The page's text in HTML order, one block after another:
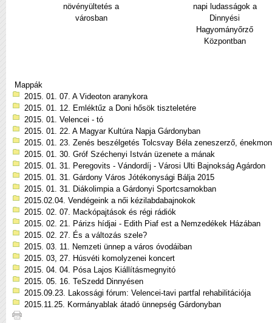
növényültetés a
városban
napi ludasságok a
Dinnyési
Hagyományőrző
Központban
Mappák
2015. 01. 07. A Videoton aranykora
2015. 01. 12. Emléktűz a Doni hősök tiszteletére
2015. 01. Velencei - tó
2015. 01. 22. A Magyar Kultúra Napja Gárdonyban
2015. 01. 23. Zenés beszélgetés Tolcsvay Béla zeneszerző,
2015. 01. 30. Gróf Széchenyi István üzenete a mának
2015. 01. 31. Peregovits - Vándordíj - Városi Ulti Bajnokság Agárdon
2015. 01. 31. Gárdony Város Jótékonysági Bálja 2015
2015. 01. 31. Diákolimpia a Gárdonyi Sportcsarnokban
2015.02.04. Vendégeink a női kézilabdabajnokok
2015. 02. 07. Mackópajtások és régi rádiók
2015. 02. 21. Párizs hídjai - Edith Piaf est a Nemzedékek Házában
2015. 02. 27. És a változás szele?
2015. 03. 11. Nemzeti ünnep a város óvodáiban
2015. 03, 27. Húsvéti komolyzenei koncert
2015. 04. 04. Pósa Lajos Kiállításmegnyitó
2015. 05. 16. TeSzedd Dinnyésen
2015.09.23. Lakossági fórum: Velencei-tavi partfal rehabilitációja
2015.11.25. Kormányablak átadó ünnepség Gárdonyban